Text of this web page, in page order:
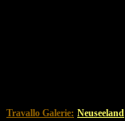
Travallo Galerie: Neuseeland